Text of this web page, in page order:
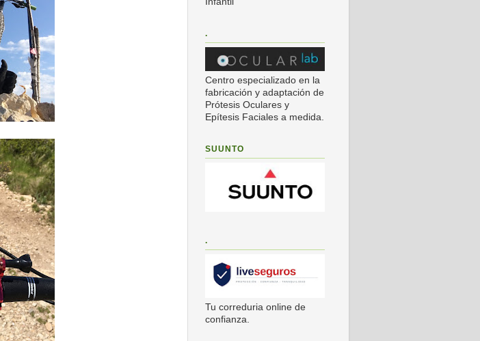
.
Centro especializado en la
fabricación y adaptación de
Prótesis Oculares y
Epítesis Faciales a medida.
SUUNTO
.
Tu correduria online de
confianza.